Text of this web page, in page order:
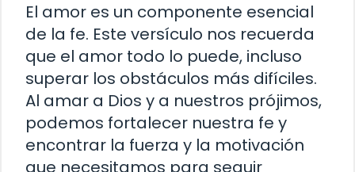
El amor es un componente esencial
de la fe. Este versículo nos recuerda
que el amor todo lo puede, incluso
superar los obstáculos más difíciles.
Al amar a Dios y a nuestros prójimos,
podemos fortalecer nuestra fe y
encontrar la fuerza y la motivación
que necesitamos para seguir